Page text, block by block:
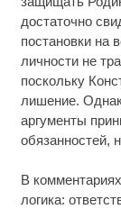
достаточно
постановки на
личности не
поскольку
лишение.
аргументы
обязанностей,
В
логика: